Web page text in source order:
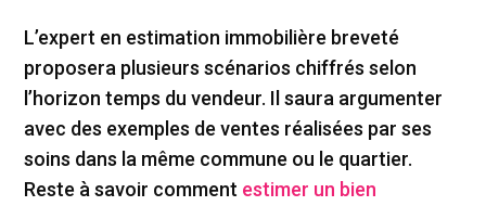
L’expert en estimation immobilière breveté
proposera plusieurs scénarios chiffrés selon
l’horizon temps du vendeur. Il saura argumenter
avec des exemples de ventes réalisées par ses
soins dans la même commune ou le quartier.
Reste à savoir comment estimer un bien